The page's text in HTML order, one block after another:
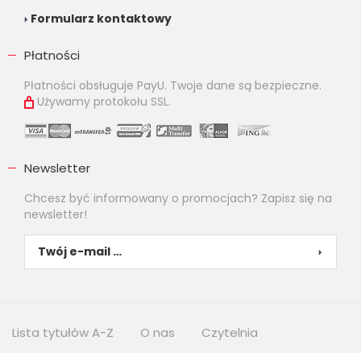
Formularz kontaktowy
Płatności
Płatności obsługuje PayU. Twoje dane są bezpieczne.
Używamy protokołu SSL.
Newsletter
Chcesz być informowany o promocjach? Zapisz się na
newsletter!
Lista tytułów A-Z O nas Czytelnia